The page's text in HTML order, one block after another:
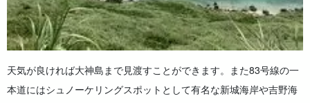
天気が良ければ大神島まで見渡すことができます。また83号線の一
本道にはシュノーケリングスポットとして有名な新城海岸や吉野海